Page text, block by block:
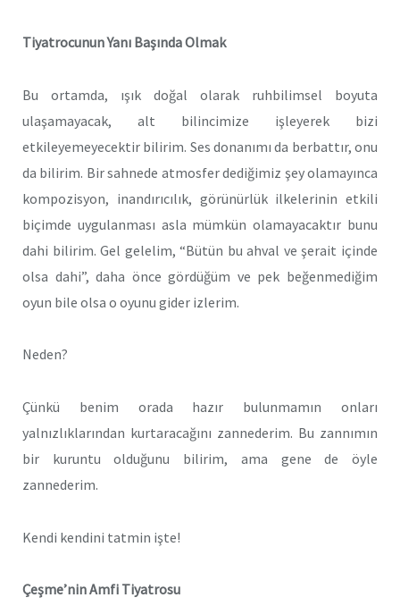
Tiyatrocunun Yanı Başında Olmak
Bu ortamda, ışık doğal olarak ruhbilimsel boyuta
ulaşamayacak, alt bilincimize işleyerek bizi
etkileyemeyecektir bilirim. Ses donanımı da berbattır, onu
da bilirim. Bir sahnede atmosfer dediğimiz şey olamayınca
kompozisyon, inandırıcılık, görünürlük ilkelerinin etkili
biçimde uygulanması asla mümkün olamayacaktır bunu
dahi bilirim. Gel gelelim, “Bütün bu ahval ve şerait içinde
olsa dahi”, daha önce gördüğüm ve pek beğenmediğim
oyun bile olsa o oyunu gider izlerim.
Neden?
Çünkü benim orada hazır bulunmamın onları
yalnızlıklarından kurtaracağını zannederim. Bu zannımın
bir kuruntu olduğunu bilirim, ama gene de öyle
zannederim.
Kendi kendini tatmin işte!
Çeşme’nin Amfi Tiyatrosu